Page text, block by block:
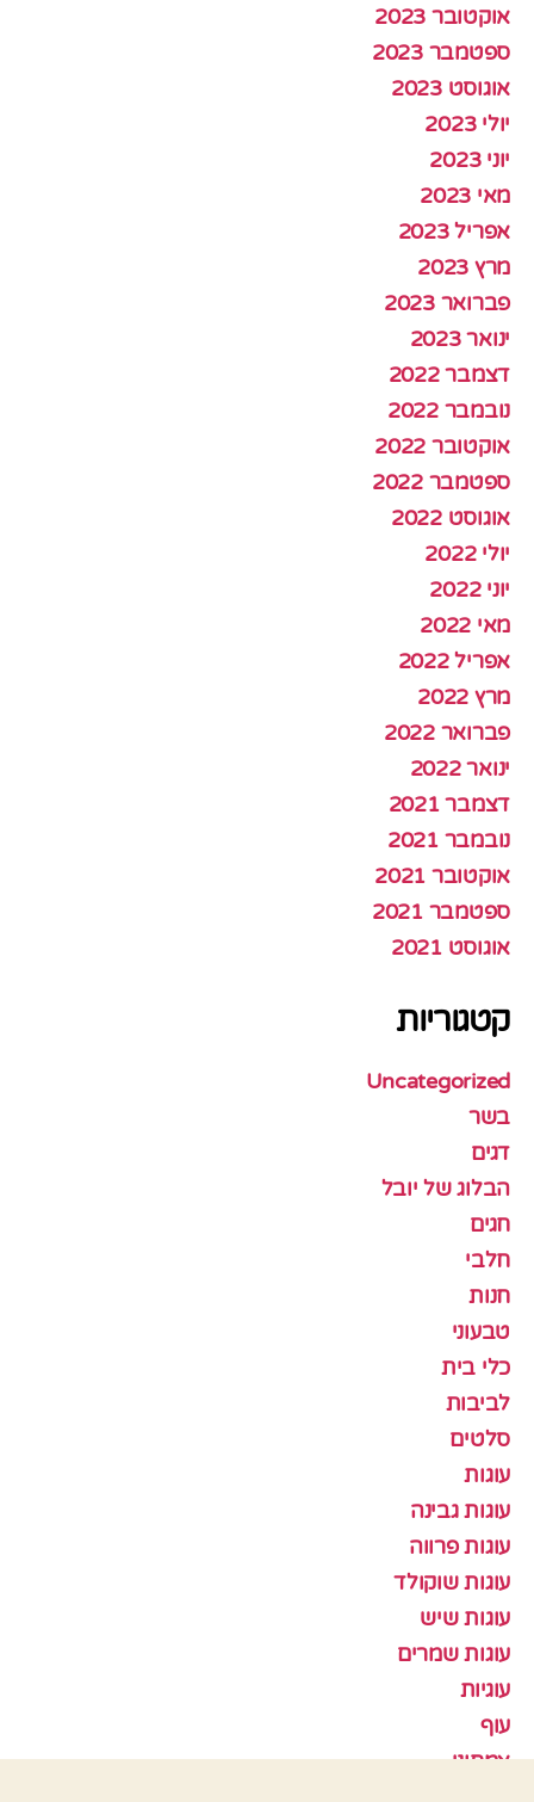
אוקטובר 2023
ספטמבר 2023
אוגוסט 2023
יולי 2023
יוני 2023
מאי 2023
אפריל 2023
מרץ 2023
פברואר 2023
ינואר 2023
דצמבר 2022
נובמבר 2022
אוקטובר 2022
ספטמבר 2022
אוגוסט 2022
יולי 2022
יוני 2022
מאי 2022
אפריל 2022
מרץ 2022
פברואר 2022
ינואר 2022
דצמבר 2021
נובמבר 2021
אוקטובר 2021
ספטמבר 2021
אוגוסט 2021
קטגוריות
Uncategorized
בשר
דגים
הבלוג של יובל
חגים
חלבי
חנות
טבעוני
כלי בית
לביבות
סלטים
עוגות
עוגות גבינה
עוגות פרווה
עוגות שוקולד
עוגות שיש
עוגות שמרים
עוגיות
עוף
צמחוני